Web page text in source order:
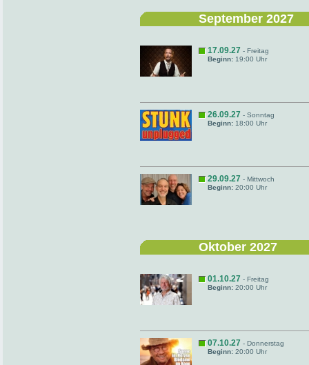
September 2027
17.09.27 - Freitag
Beginn: 19:00 Uhr
26.09.27 - Sonntag
Beginn: 18:00 Uhr
29.09.27 - Mittwoch
Beginn: 20:00 Uhr
Oktober 2027
01.10.27 - Freitag
Beginn: 20:00 Uhr
07.10.27 - Donnerstag
Beginn: 20:00 Uhr